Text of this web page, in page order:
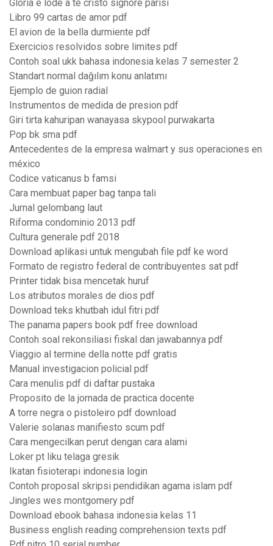
Gloria e lode a te cristo signore parisi
Libro 99 cartas de amor pdf
El avion de la bella durmiente pdf
Exercicios resolvidos sobre limites pdf
Contoh soal ukk bahasa indonesia kelas 7 semester 2
Standart normal dağılım konu anlatımı
Ejemplo de guion radial
Instrumentos de medida de presion pdf
Giri tirta kahuripan wanayasa skypool purwakarta
Pop bk sma pdf
Antecedentes de la empresa walmart y sus operaciones en
méxico
Codice vaticanus b famsi
Cara membuat paper bag tanpa tali
Jurnal gelombang laut
Riforma condominio 2013 pdf
Cultura generale pdf 2018
Download aplikasi untuk mengubah file pdf ke word
Formato de registro federal de contribuyentes sat pdf
Printer tidak bisa mencetak huruf
Los atributos morales de dios pdf
Download teks khutbah idul fitri pdf
The panama papers book pdf free download
Contoh soal rekonsiliasi fiskal dan jawabannya pdf
Viaggio al termine della notte pdf gratis
Manual investigacion policial pdf
Cara menulis pdf di daftar pustaka
Proposito de la jornada de practica docente
A torre negra o pistoleiro pdf download
Valerie solanas manifiesto scum pdf
Cara mengecilkan perut dengan cara alami
Loker pt liku telaga gresik
Ikatan fisioterapi indonesia login
Contoh proposal skripsi pendidikan agama islam pdf
Jingles wes montgomery pdf
Download ebook bahasa indonesia kelas 11
Business english reading comprehension texts pdf